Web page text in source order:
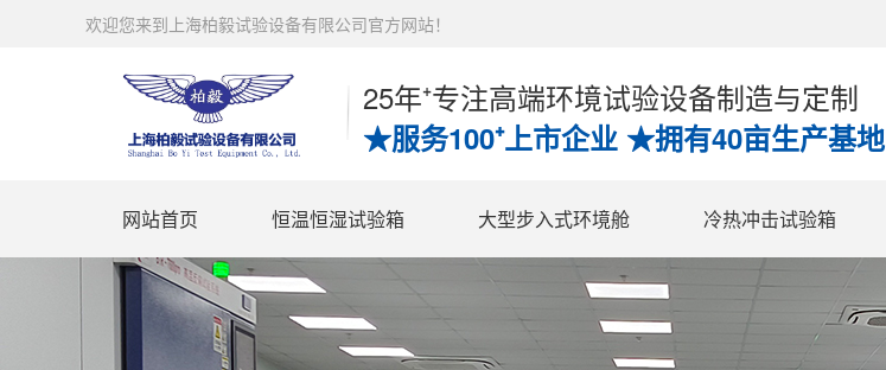
欢迎您来到上海柏毅试验设备有限公司官方网站！
25年⁺专注高端环境试验设备制造与定制
★服务100⁺上市企业 ★拥有40亩生产基地
网站首页 恒温恒湿试验箱 大型步入式环境舱 冷热冲击试验箱